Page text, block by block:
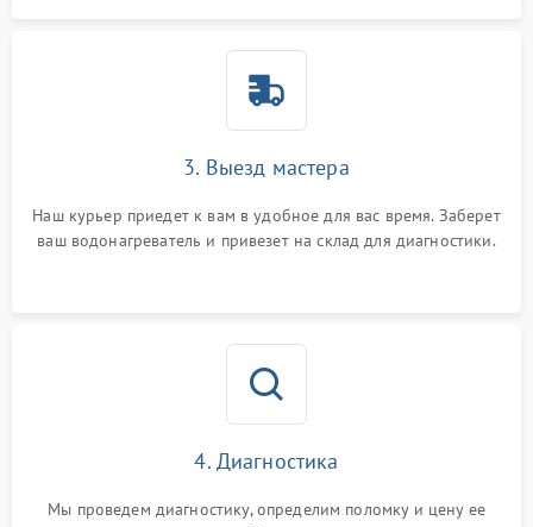
3. Выезд мастера
Наш курьер приедет к вам в удобное для вас время. Заберет
ваш водонагреватель и привезет на склад для диагностики.
4. Диагностика
Мы проведем диагностику, определим поломку и цену ее